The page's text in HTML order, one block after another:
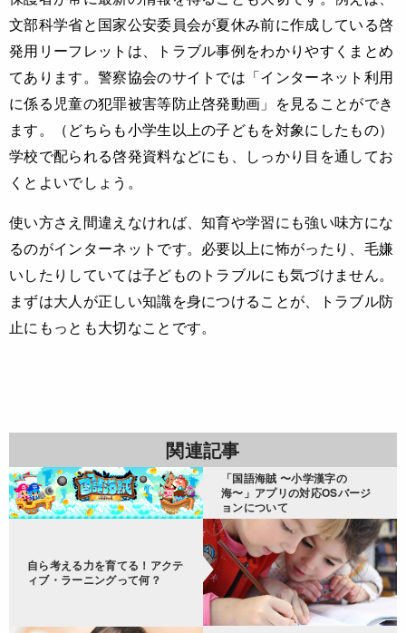
文部科学省と国家公安委員会が夏休み前に作成している啓
発用リーフレットは、トラブル事例をわかりやすくまとめ
てあります。警察協会のサイトでは「インターネット利用
に係る児童の犯罪被害等防止啓発動画」を見ることができ
ます。（どちらも小学生以上の子どもを対象にしたもの）
学校で配られる啓発資料などにも、しっかり目を通してお
くとよいでしょう。
使い方さえ間違えなければ、知育や学習にも強い味方にな
るのがインターネットです。必要以上に怖がったり、毛嫌
いしたりしていては子どものトラブルにも気づけません。
まずは大人が正しい知識を身につけることが、トラブル防
止にもっとも大切なことです。
関連記事
「国語海賊 〜小学漢字の
海〜」アプリの対応OSバージ
ョンについて
自ら考える力を育てる！アクテ
ィブ・ラーニングって何？